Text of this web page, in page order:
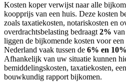
Kosten koper verwijst naar alle
koopprijs van een huis. Deze kosten
zoals taxatiekosten, notariskosten en
overdrachtsbelasting bedraagt 2%
liggen de bijkomende kosten voor
Nederland vaak tussen de 6% en 10%
Afhankelijk van uw situatie kunnen
bemiddelingskosten, taxatiekosten,
bouwkundig rapport bijkomen.